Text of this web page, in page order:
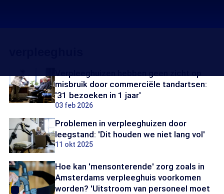
misbruik door commerciële tandartsen:
'31 bezoeken in 1 jaar'
03 feb 2026
Problemen in verpleeghuizen door
leegstand: 'Dit houden we niet lang vol'
11 okt 2025
Hoe kan 'mensonterende' zorg zoals in
Amsterdams verpleeghuis voorkomen
worden? 'Uitstroom van personeel moet